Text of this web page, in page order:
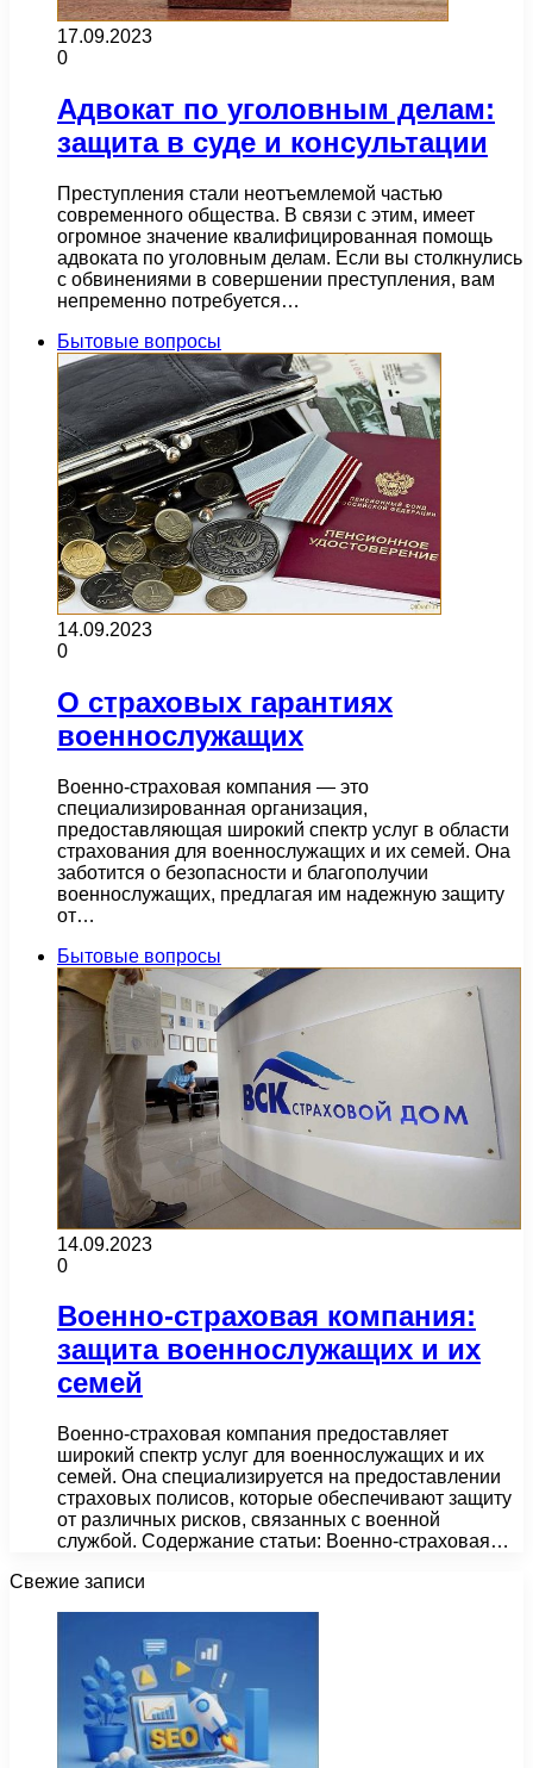
17.09.2023
0
Адвокат по уголовным делам:
защита в суде и консультации
Преступления стали неотъемлемой частью
современного общества. В связи с этим, имеет
огромное значение квалифицированная помощь
адвоката по уголовным делам. Если вы столкнулись
с обвинениями в совершении преступления, вам
непременно потребуется…
Бытовые вопросы
14.09.2023
0
О страховых гарантиях
военнослужащих
Военно-страховая компания — это
специализированная организация,
предоставляющая широкий спектр услуг в области
страхования для военнослужащих и их семей. Она
заботится о безопасности и благополучии
военнослужащих, предлагая им надежную защиту
от…
Бытовые вопросы
14.09.2023
0
Военно-страховая компания:
защита военнослужащих и их
семей
Военно-страховая компания предоставляет
широкий спектр услуг для военнослужащих и их
семей. Она специализируется на предоставлении
страховых полисов, которые обеспечивают защиту
от различных рисков, связанных с военной
службой. Содержание статьи: Военно-страховая…
Свежие записи